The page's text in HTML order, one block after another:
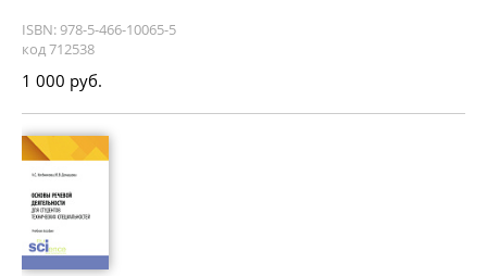
ISBN: 978-5-466-10065-5
код 712538
1 000 руб.